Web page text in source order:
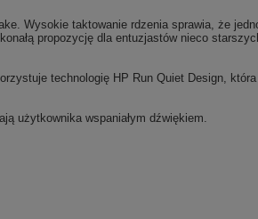
Wysokie taktowanie rdzenia sprawia, że
propozycję dla entuzjastów nieco
technologię HP Run Quiet Design,
użytkownika wspaniałym dźwiękiem.